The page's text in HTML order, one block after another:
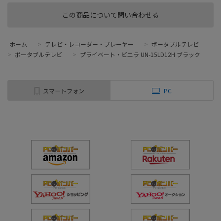
この商品について問い合わせる
ホーム > テレビ・レコーダー・プレーヤー > ポータブルテレビ
> ポータブルテレビ > プライベート・ビエラ UN-15LD12H ブラック
スマートフォン PC